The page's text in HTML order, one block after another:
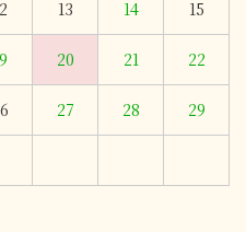
13 14 15
20 21 22
27 28 29